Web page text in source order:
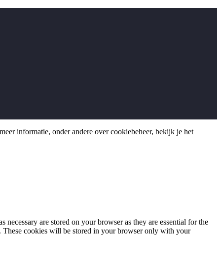
informatie, onder andere over cookiebeheer, bekijk je het
are stored on your browser as they are essential for the
These cookies will be stored in your browser only with your